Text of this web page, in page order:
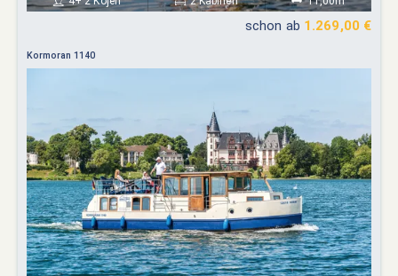
schon ab 1.269,00 €
Kormoran 1140